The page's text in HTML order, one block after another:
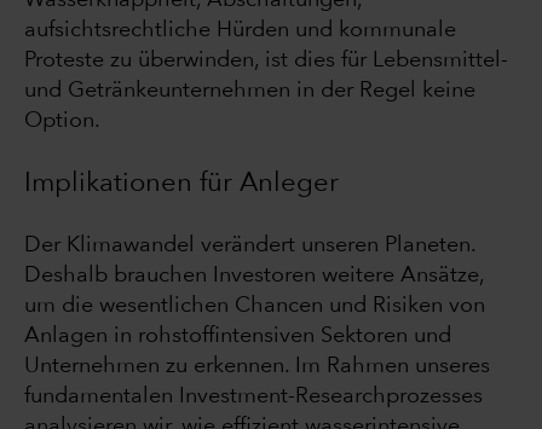
aufsichtsrechtliche Hürden und kommunale
Proteste zu überwinden, ist dies für Lebensmittel-
und Getränkeunternehmen in der Regel keine
Option.
Implikationen für Anleger
Der Klimawandel verändert unseren Planeten.
Deshalb brauchen Investoren weitere Ansätze,
um die wesentlichen Chancen und Risiken von
Anlagen in rohstoffintensiven Sektoren und
Unternehmen zu erkennen. Im Rahmen unseres
fundamentalen Investment-Researchprozesses